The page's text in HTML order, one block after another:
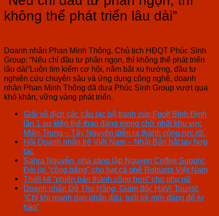
không thể phát triển lâu dài”
Doanh nhân Phan Minh Thông, Chủ tịch HĐQT Phúc Sinh
Group: “Nếu chỉ đầu tư phần ngọn, thì không thể phát triển
lâu dài”Luôn tìm kiếm cơ hội, nắm bắt xu hướng, đầu tư
nghiên cứu chuyên sâu và ứng dụng công nghệ, doanh
nhân Phan Minh Thông đã đưa Phúc Sinh Group vượt qua
khó khăn, vững vàng phát triển.
Giải vô địch các câu lạc bộ tranh cúp Fgolf Bình Định
lần 1 sự kiện thể thao đáng mong chờ nhất khu vực
Miền Trung – Tây Nguyên diễn ra thành công rực rỡ.
Hội Doanh nhân trẻ Việt Nam – Nhật Bản bắt tay hợp
tác
Sahra Nguyễn, nhà sáng lập Nguyen Coffee Supply:
Đòi lại “công bằng” cho hạt cà phê Robusta Việt Nam
Thiết kế “phiên bản thành công hơn” cho phụ nữ
Doanh nhân Đỗ Thu Hằng, Giám đốc HaVi Tourist:
“Chỉ khi mạnh dạn phấn đấu, tuổi trẻ mới đáng để tự
hào”